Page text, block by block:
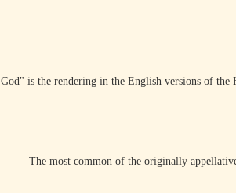
"God" is the rendering in the English versions of
The most common of the originally